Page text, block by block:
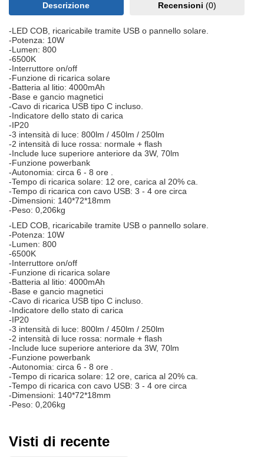
Descrizione Recensioni (0)
-LED COB, ricaricabile tramite USB o pannello solare.
-Potenza: 10W
-Lumen: 800
-6500K
-Interruttore on/off
-Funzione di ricarica solare
-Batteria al litio: 4000mAh
-Base e gancio magnetici
-Cavo di ricarica USB tipo C incluso.
-Indicatore dello stato di carica
-IP20
-3 intensità di luce: 800lm / 450lm / 250lm
-2 intensità di luce rossa: normale + flash
-Include luce superiore anteriore da 3W, 70lm
-Funzione powerbank
-Autonomia: circa 6 - 8 ore .
-Tempo di ricarica solare: 12 ore, carica al 20% ca.
-Tempo di ricarica con cavo USB: 3 - 4 ore circa
-Dimensioni: 140*72*18mm
-Peso: 0,206kg
-LED COB, ricaricabile tramite USB o pannello solare.
-Potenza: 10W
-Lumen: 800
-6500K
-Interruttore on/off
-Funzione di ricarica solare
-Batteria al litio: 4000mAh
-Base e gancio magnetici
-Cavo di ricarica USB tipo C incluso.
-Indicatore dello stato di carica
-IP20
-3 intensità di luce: 800lm / 450lm / 250lm
-2 intensità di luce rossa: normale + flash
-Include luce superiore anteriore da 3W, 70lm
-Funzione powerbank
-Autonomia: circa 6 - 8 ore .
-Tempo di ricarica solare: 12 ore, carica al 20% ca.
-Tempo di ricarica con cavo USB: 3 - 4 ore circa
-Dimensioni: 140*72*18mm
-Peso: 0,206kg
Visti di recente